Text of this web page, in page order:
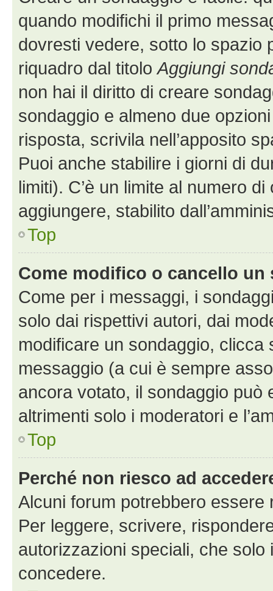
quando modifichi il primo
dovresti vedere, sotto lo spazio
riquadro dal titolo Aggiungi
non hai il diritto di creare
sondaggio e almeno due
risposta, scrivila nell’apposito
Puoi anche stabilire i giorni di
limiti). C’è un limite al numero
aggiungere, stabilito
Top
Come modifico o cancello un
Come per i messaggi, i
solo dai rispettivi autori, dai
modificare un sondaggio,
messaggio (a cui è sempre
ancora votato, il sondaggio può
altrimenti solo i moderatori e
Top
Perché non riesco ad
Alcuni forum potrebbero
Per leggere, scrivere,
autorizzazioni speciali, che solo
concedere.